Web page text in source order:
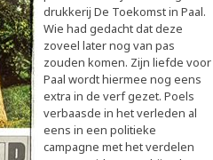
drukkerij De Toekomst in Paal.
Wie had gedacht dat deze
zoveel later nog van pas
zouden komen. Zijn liefde voor
Paal wordt hiermee nog eens
extra in de verf gezet. Poels
verbaasde in het verleden al
eens in een politieke
campagne met het verdelen